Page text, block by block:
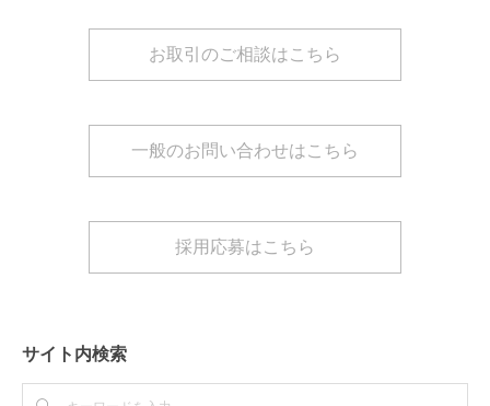
お取引のご相談はこちら
一般のお問い合わせはこちら
採用応募はこちら
サイト内検索